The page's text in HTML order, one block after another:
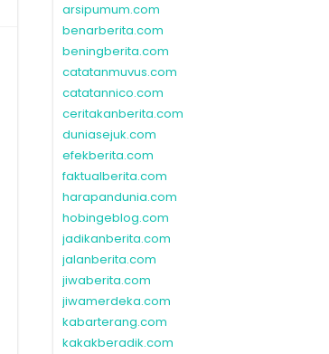
arsipumum.com
benarberita.com
beningberita.com
catatanmuvus.com
catatannico.com
ceritakanberita.com
duniasejuk.com
efekberita.com
faktualberita.com
harapandunia.com
hobingeblog.com
jadikanberita.com
jalanberita.com
jiwaberita.com
jiwamerdeka.com
kabarterang.com
kakakberadik.com